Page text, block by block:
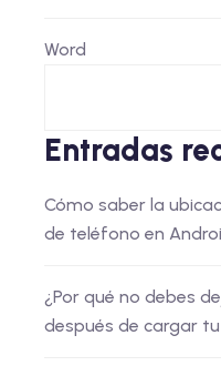
Word
Entradas
Cómo saber la
de teléfono en
¿Por qué no debes
después de cargar